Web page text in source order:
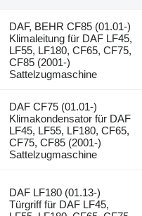
DAF, BEHR CF85 (01.01-)
Klimaleitung für DAF LF45,
LF55, LF180, CF65, CF75,
CF85 (2001-)
Sattelzugmaschine
DAF CF75 (01.01-)
Klimakondensator für DAF
LF45, LF55, LF180, CF65,
CF75, CF85 (2001-)
Sattelzugmaschine
DAF LF180 (01.13-)
Türgriff für DAF LF45,